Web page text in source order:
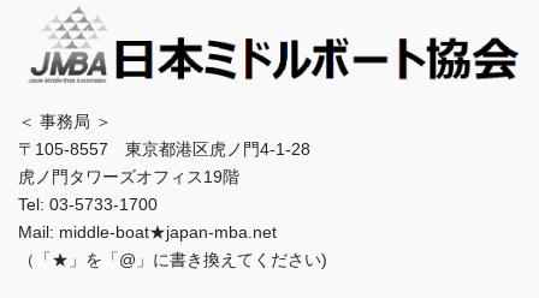
＜ 事務局 ＞
〒105-8557 東京都港区虎ノ門4-1-28
虎ノ門タワーズオフィス19階
Tel: 03-5733-1700
Mail: middle-boat★japan-mba.net
（「★」を「@」に書き換えてください)